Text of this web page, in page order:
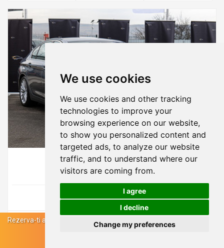
urmărire pentru a îmbunătăți
experiența ta de navigare pe website-
ul nostru, pentru afișa conținut și
reclame personalizate, pentru a analiza
traficul de pe website-ul nostru și
pentru a înțelege de unde vin vizitatorii
noștri.
Sunt de acord
Refuz
Vreau să schimb setările
We use cookies
We use cookies and other tracking
technologies to improve your
browsing experience on our website,
to show you personalized content and
targeted ads, to analyze our website
traffic, and to understand where our
visitors are coming from.
I agree
I decline
Change my preferences
REZERVA ACUM
BMW 520d Automat Luxury Line
Vezi pret
2021
Rezerva-tiacum masina preferata pentru a obtine un
bun.